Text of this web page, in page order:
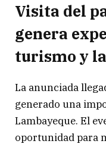
Visita del
genera
turismo y
La anunciada
generado una
Lambayeque. El
oportunidad para